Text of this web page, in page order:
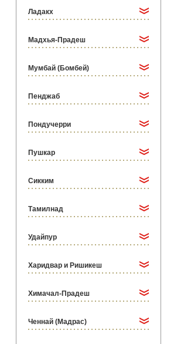
Ладакх
Мадхья-Прадеш
Мумбай (Бомбей)
Пенджаб
Пондучерри
Пушкар
Сикким
Тамилнад
Удайпур
Харидвар и Ришикеш
Химачал-Прадеш
Ченнай (Мадрас)